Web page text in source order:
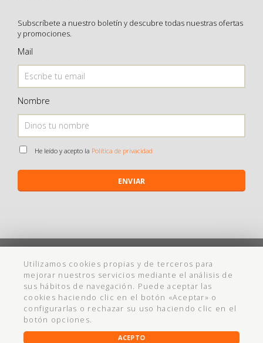
Utilizamos cookies propias y de terceros para
mejorar nuestros servicios mediante el análisis de
sus hábitos de navegación. Puede aceptar las
cookies haciendo clic en el botón «Aceptar» o
configurarlas o rechazar su uso haciendo clic en el
botón opciones.
ACEPTO
Subscríbete a nuestro boletín y descubre todas nuestras ofertas
y promociones.
Mail
Nombre
He leído y acepto la Política de privacidad
ENVIAR
Maistendencia todos los derechos reservados
Política de Privacidad Aviso Legal Política de cookies
Condiciones Compra Cadabullos - Diseño Web